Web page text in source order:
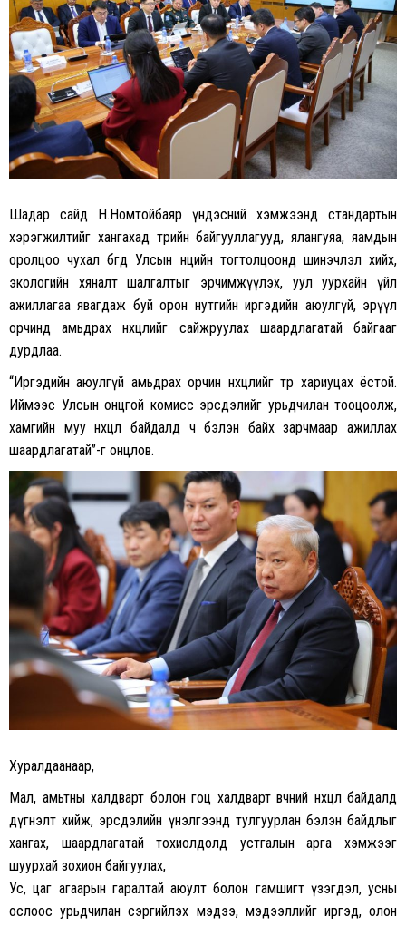
Шадар сайд Н.Номтойбаяр үндэсний хэмжээнд стандартын
хэрэгжилтийг хангахад төрийн байгууллагууд, ялангуяа, яамдын
оролцоо чухал бөгөөд Улсын нөөцийн тогтолцоонд шинэчлэл хийх,
экологийн хяналт шалгалтыг эрчимжүүлэх, уул уурхайн үйл
ажиллагаа явагдаж буй орон нутгийн иргэдийн аюулгүй, эрүүл
орчинд амьдрах нөхцөлийг сайжруулах шаардлагатай байгааг
дурдлаа.
“Иргэдийн аюулгүй амьдрах орчин нөхцөлийг төр хариуцах ёстой.
Иймээс Улсын онцгой комисс эрсдэлийг урьдчилан тооцоолж,
хамгийн муу нөхцөл байдалд ч бэлэн байх зарчмаар ажиллах
шаардлагатай”-г онцлов.
Хуралдаанаар,
Мал, амьтны халдварт болон гоц халдварт өвчний нөхцөл байдалд
дүгнэлт хийж, эрсдэлийн үнэлгээнд тулгуурлан бэлэн байдлыг
хангах, шаардлагатай тохиолдолд устгалын арга хэмжээг
шуурхай зохион байгуулах,
Ус, цаг агаарын гаралтай аюулт болон гамшигт үзэгдэл, усны
ослоос урьдчилан сэргийлэх мэдээ, мэдээллийг иргэд, олон